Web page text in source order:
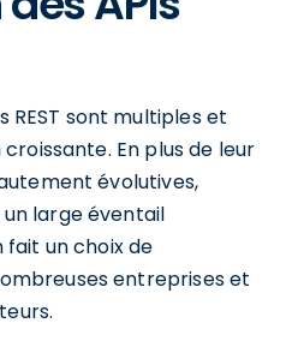
REST sont multiples et
En plus de leur
évolutives,
large éventail
fait un choix de
entreprises et